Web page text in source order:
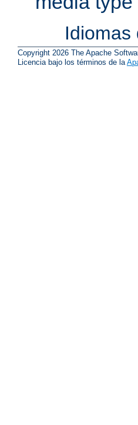
Idiomas
Copyright 2026 The Apache
Licencia bajo los términos de la